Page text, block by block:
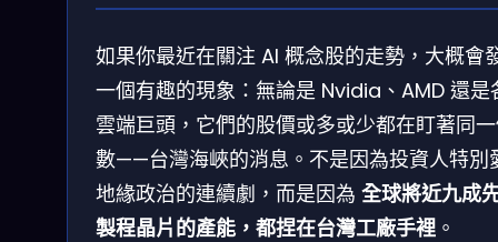
如果你最近在關注 AI 概念股的走勢，大概會
一個有趣的現象：無論是 Nvidia、AMD 還是
雲端巨頭，它們的股價或多或少都在盯著同
數——台灣海峽的消息。不是因為投資人特別
地緣政治的連續劇，而是因為 全球將近九成
製程晶片的產能，都捏在台灣工廠手裡 。